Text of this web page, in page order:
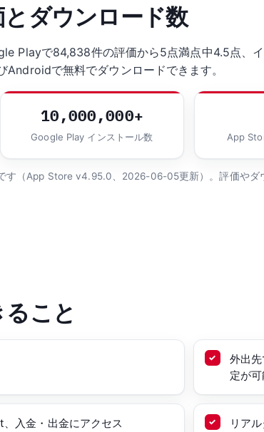
ダウンロード数
Playで84,838件の評価から5点満点中4.5点
で無料でダウンロードできます。
10,000,000+
Google Play インストール数 App
す（App Store v4.95.0、2026-06-05更新）。評価やダ
こと
外出
定が
入金・出金にアクセス
リア